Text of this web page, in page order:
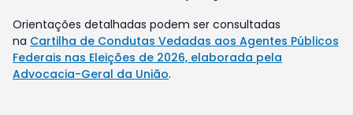
Orientações detalhadas podem ser consultadas
na Cartilha de Condutas Vedadas aos Agentes Públicos
Federais nas Eleições de 2026, elaborada pela
Advocacia-Geral da União.